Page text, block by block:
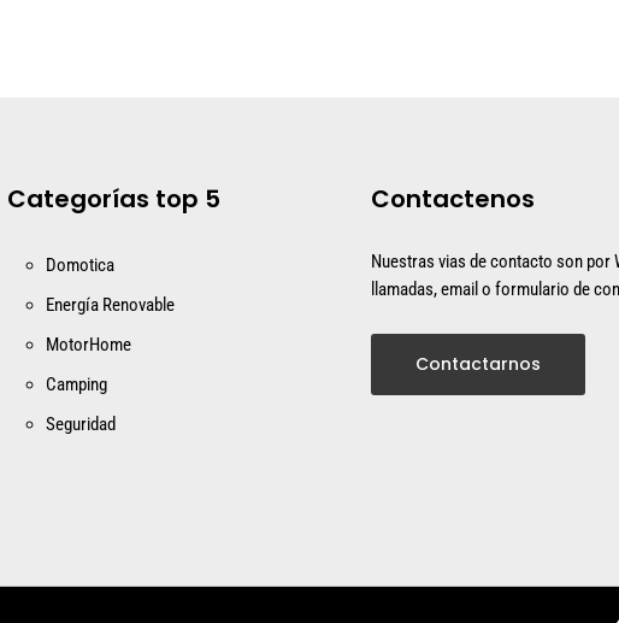
Categorías top 5
Domotica
Energía Renovable
MotorHome
Camping
Seguridad
Contactenos
Nuestras vias de contacto son por
llamadas, email o formulario de
Contactarnos